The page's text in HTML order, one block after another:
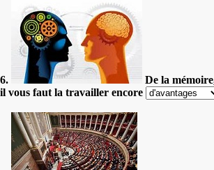
6.
De la
il vous faut la travailler encore